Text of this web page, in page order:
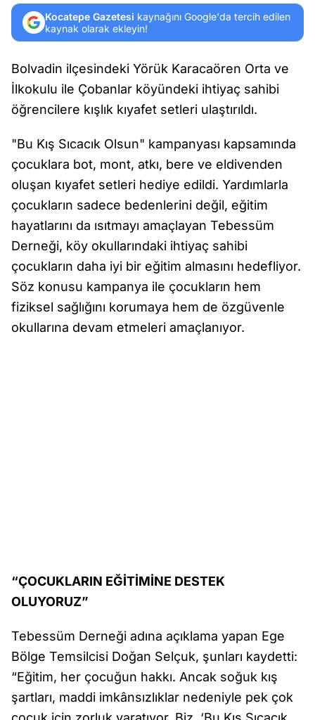
Kocatepe Gazetesi kaynağını Google'da tercih edilen
kaynak olarak ekleyin!
Bolvadin ilçesindeki Yörük Karacaören Orta ve
İlkokulu ile Çobanlar köyündeki ihtiyaç sahibi
öğrencilere kışlık kıyafet setleri ulaştırıldı.
"Bu Kış Sıcacık Olsun" kampanyası kapsamında
çocuklara bot, mont, atkı, bere ve eldivenden
oluşan kıyafet setleri hediye edildi. Yardımlarla
çocukların sadece bedenlerini değil, eğitim
hayatlarını da ısıtmayı amaçlayan Tebessüm
Derneği, köy okullarındaki ihtiyaç sahibi
çocukların daha iyi bir eğitim almasını hedefliyor.
Söz konusu kampanya ile çocukların hem
fiziksel sağlığını korumaya hem de özgüvenle
okullarına devam etmeleri amaçlanıyor.
“ÇOCUKLARIN EĞİTİMİNE DESTEK
OLUYORUZ”
Tebessüm Derneği adına açıklama yapan Ege
Bölge Temsilcisi Doğan Selçuk, şunları kaydetti:
“Eğitim, her çocuğun hakkı. Ancak soğuk kış
şartları, maddi imkânsızlıklar nedeniyle pek çok